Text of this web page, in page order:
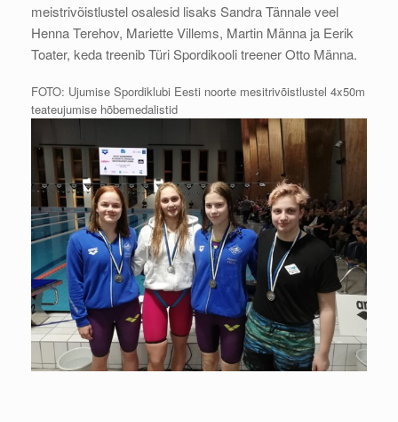
meistrivõistlustel osalesid lisaks Sandra Tännale veel
Henna Terehov, Mariette Villems, Martin Männa ja Eerik
Toater, keda treenib Türi Spordikooli treener Otto Männa.
FOTO: Ujumise Spordiklubi Eesti noorte mesitrivõistlustel 4x50m
teateujumise hõbemedalistid